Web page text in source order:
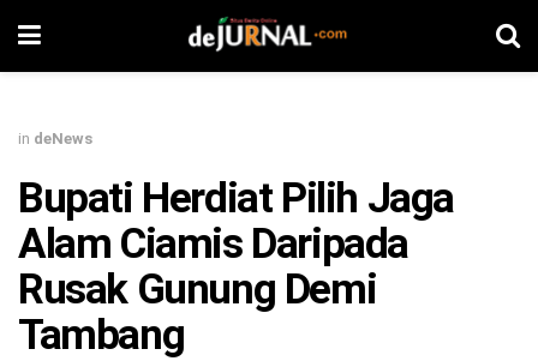
in deNews
Bupati Herdiat Pilih Jaga
Alam Ciamis Daripada
Rusak Gunung Demi
Tambang